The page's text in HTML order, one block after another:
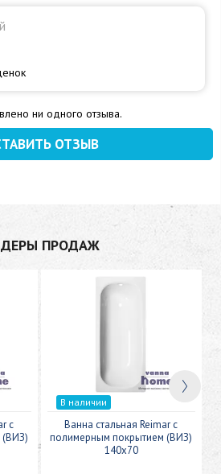
ни одного отзыва.
ОТЗЫВ
ПРОДАЖ
с
(ВИЗ)
В наличии
Ванна стальная Reimar с
полимерным покрытием (ВИЗ)
140x70